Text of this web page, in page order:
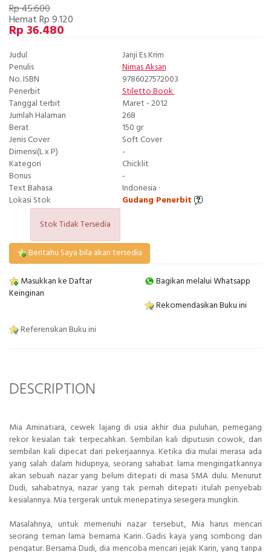
Rp 45.600
Hemat Rp 9.120
Rp 36.480
Judul
Janji Es Krim
Penulis
Nimas Aksan
No. ISBN
9786027572003
Penerbit
Stiletto Book
Tanggal terbit
Maret - 2012
Jumlah Halaman
268
Berat
150 gr
Jenis Cover
Soft Cover
Dimensi(L x P)
-
Kategori
Chicklit
Bonus
-
Text Bahasa
Indonesia ·
Lokasi Stok
Gudang Penerbit
Stok Tidak Tersedia
Beritahu Saya bila akan tersedia
Masukkan ke Daftar
Keinginan
Bagikan melalui Whatsapp
Rekomendasikan Buku ini
Referensikan Buku ini
DESCRIPTION
Mia Aminatiara, cewek lajang di usia akhir dua puluhan, pemegang
rekor kesialan tak terpecahkan. Sembilan kali diputusin cowok, dan
sembilan kali dipecat dari pekerjaannya. Ketika dia mulai merasa ada
yang salah dalam hidupnya, seorang sahabat lama mengingatkannya
akan sebuah nazar yang belum ditepati di masa SMA dulu. Menurut
Dudi, sahabatnya, nazar yang tak pernah ditepati itulah penyebab
kesialannya. Mia tergerak untuk menepatinya sesegera mungkin.
Masalahnya, untuk memenuhi nazar tersebut, Mia harus mencari
seorang teman lama bernama Karin. Gadis kaya yang sombong dan
pengatur. Bersama Dudi, dia mencoba mencari jejak Karin, yang tanpa